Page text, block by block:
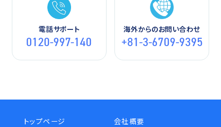
電話サポート
0120-997-140
海外からのお問い合わせ
+81-3-6709-9395
トップページ
会社概要